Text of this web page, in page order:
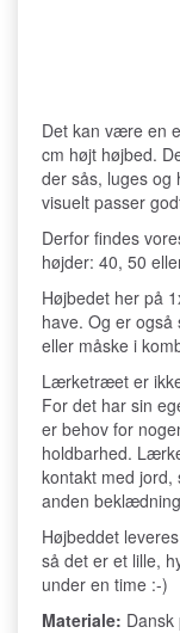
Det kan være en
cm højt højbed.
der sås, luges
visuelt passer
Derfor findes
højder: 40, 50
Højbedet her på
have. Og er
eller måske i
Lærketræet er
For det har sin
er behov for
holdbarhed.
kontakt med jord,
anden
Højbeddet
så det er et lille,
under en time :-)
Materiale: